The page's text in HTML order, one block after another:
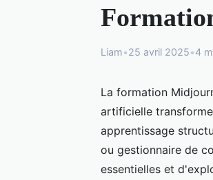
Liam•25 avril 2025•4
La formation
artificielle
apprentissage
ou gestionnaire de
essentielles et